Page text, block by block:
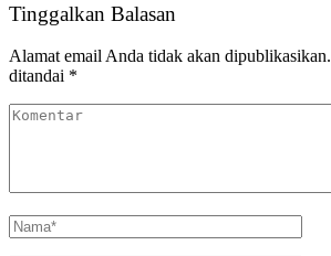
Tinggalkan Balasan
Alamat email Anda tidak akan dipublikasikan.
ditandai *